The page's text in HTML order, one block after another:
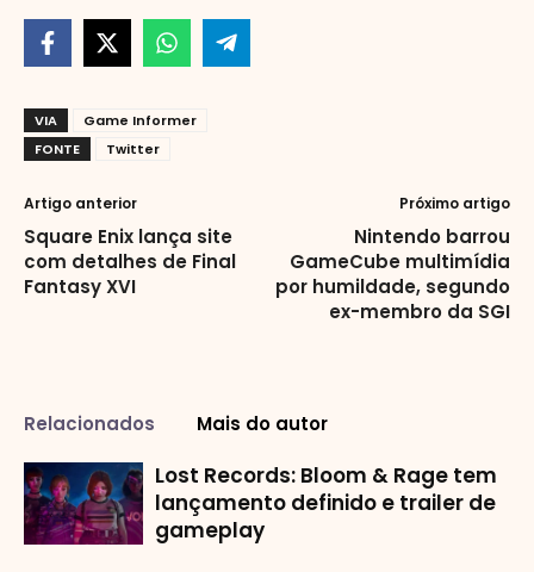
VIA
Game Informer
FONTE
Twitter
Artigo anterior
Square Enix lança site
com detalhes de Final
Fantasy XVI
Próximo artigo
Nintendo barrou
GameCube multimídia
por humildade, segundo
ex-membro da SGI
Relacionados Mais do autor
Lost Records: Bloom & Rage tem
lançamento definido e trailer de
gameplay